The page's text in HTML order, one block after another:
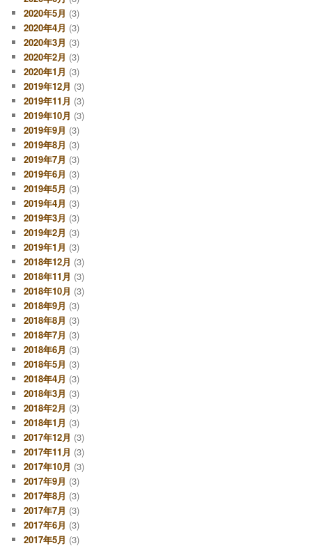
2020年5月 (3)
2020年4月 (3)
2020年3月 (3)
2020年2月 (3)
2020年1月 (3)
2019年12月 (3)
2019年11月 (3)
2019年10月 (3)
2019年9月 (3)
2019年8月 (3)
2019年7月 (3)
2019年6月 (3)
2019年5月 (3)
2019年4月 (3)
2019年3月 (3)
2019年2月 (3)
2019年1月 (3)
2018年12月 (3)
2018年11月 (3)
2018年10月 (3)
2018年9月 (3)
2018年8月 (3)
2018年7月 (3)
2018年6月 (3)
2018年5月 (3)
2018年4月 (3)
2018年3月 (3)
2018年2月 (3)
2018年1月 (3)
2017年12月 (3)
2017年11月 (3)
2017年10月 (3)
2017年9月 (3)
2017年8月 (3)
2017年7月 (3)
2017年6月 (3)
2017年5月 (3)